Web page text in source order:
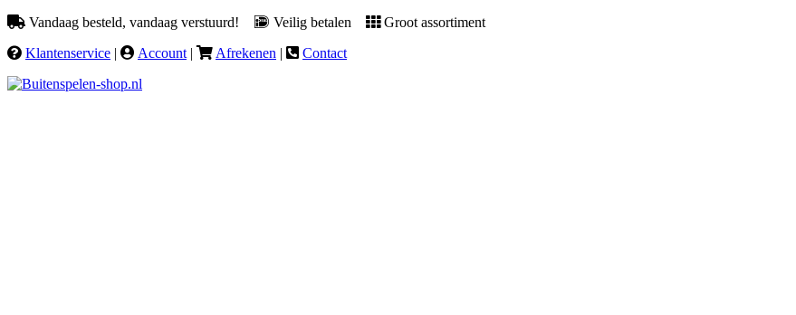
Vandaag besteld, vandaag verstuurd! Veilig betalen
Groot assortiment
Klantenservice | Account | Afrekenen | Contact